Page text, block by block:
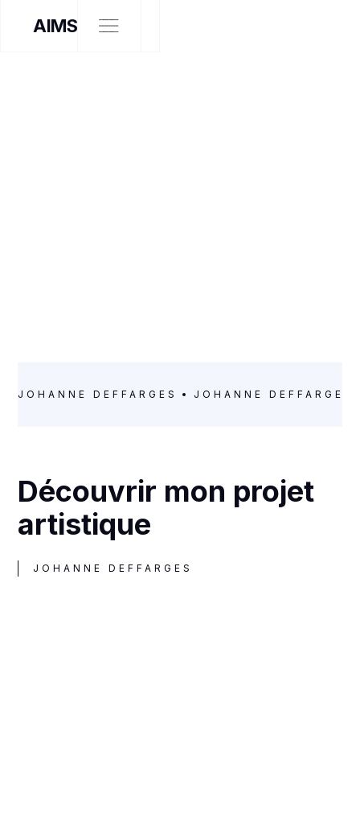
AIMS
JOHANNE DEFFARGES JOHANNE DEFFARGES
Découvrir mon projet
artistique
JOHANNE DEFFARGES